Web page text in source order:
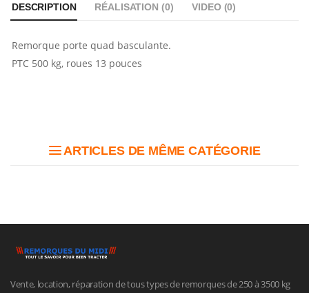
DESCRIPTION RÉALISATION (0) VIDEO (0)
Remorque porte quad basculante.
PTC 500 kg, roues 13 pouces
ARTICLES DE MÊME CATÉGORIE
Vente, location, réparation de tous types de remorques de 250 à 3500 kg